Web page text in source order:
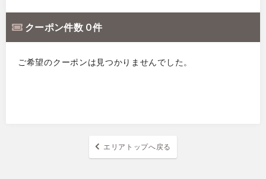
クーポン件数 0 件
ご希望のクーポンは見つかりませんでした。
エリアトップへ戻る